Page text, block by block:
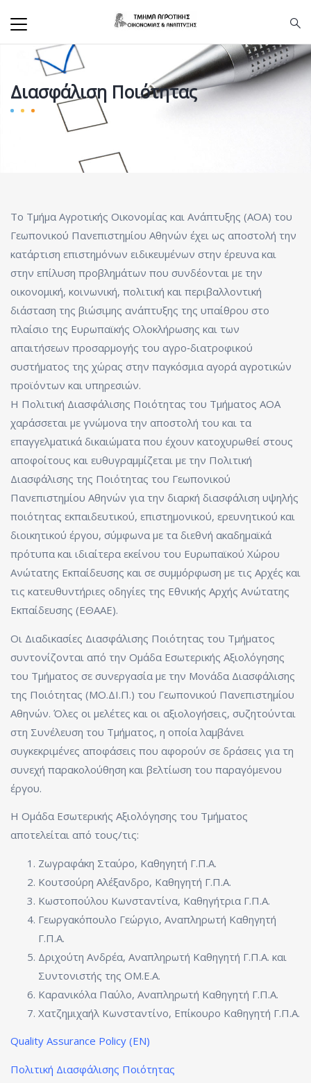
Διασφάλιση Ποιότητας
Το Τμήμα Αγροτικής Οικονομίας και Ανάπτυξης (ΑΟΑ) του
Γεωπονικού Πανεπιστημίου Αθηνών έχει ως αποστολή την
κατάρτιση επιστημόνων ειδικευμένων στην έρευνα και
στην επίλυση προβλημάτων που συνδέονται με την
οικονομική, κοινωνική, πολιτική και περιβαλλοντική
διάσταση της βιώσιμης ανάπτυξης της υπαίθρου στο
πλαίσιο της Ευρωπαϊκής Ολοκλήρωσης και των
απαιτήσεων προσαρμογής του αγρο‐διατροφικού
συστήματος της χώρας στην παγκόσμια αγορά αγροτικών
προϊόντων και υπηρεσιών.
Η Πολιτική Διασφάλισης Ποιότητας του Τμήματος ΑΟΑ
χαράσσεται με γνώμονα την αποστολή του και τα
επαγγελματικά δικαιώματα που έχουν κατοχυρωθεί στους
αποφοίτους και ευθυγραμμίζεται με την Πολιτική
Διασφάλισης της Ποιότητας του Γεωπονικού
Πανεπιστημίου Αθηνών για την διαρκή διασφάλιση υψηλής
ποιότητας εκπαιδευτικού, επιστημονικού, ερευνητικού και
διοικητικού έργου, σύμφωνα με τα διεθνή ακαδημαϊκά
πρότυπα και ιδιαίτερα εκείνου του Ευρωπαϊκού Χώρου
Ανώτατης Εκπαίδευσης και σε συμμόρφωση με τις Αρχές και
τις κατευθυντήριες οδηγίες της Εθνικής Αρχής Ανώτατης
Εκπαίδευσης (ΕΘΑΑΕ).
Οι Διαδικασίες Διασφάλισης Ποιότητας του Τμήματος
συντονίζονται από την Ομάδα Εσωτερικής Αξιολόγησης
του Τμήματος σε συνεργασία με την Μονάδα Διασφάλισης
της Ποιότητας (ΜΟ.ΔΙ.Π.) του Γεωπονικού Πανεπιστημίου
Αθηνών. Όλες οι μελέτες και οι αξιολογήσεις, συζητούνται
στη Συνέλευση του Τμήματος, η οποία λαμβάνει
συγκεκριμένες αποφάσεις που αφορούν σε δράσεις για τη
συνεχή παρακολούθηση και βελτίωση του παραγόμενου
έργου.
Η Ομάδα Εσωτερικής Αξιολόγησης του Τμήματος
αποτελείται από τους/τις:
Ζωγραφάκη Σταύρο, Καθηγητή Γ.Π.Α.
Κουτσούρη Αλέξανδρο, Καθηγητή Γ.Π.Α.
Κωστοπούλου Κωνσταντίνα, Καθηγήτρια Γ.Π.Α.
Γεωργακόπουλο Γεώργιο, Αναπληρωτή Καθηγητή
Γ.Π.Α.
Δριχούτη Ανδρέα, Αναπληρωτή Καθηγητή Γ.Π.Α. και
Συντονιστής της ΟΜ.Ε.Α.
Καρανικόλα Παύλο, Αναπληρωτή Καθηγητή Γ.Π.Α.
Χατζημιχαήλ Κωνσταντίνο, Επίκουρο Καθηγητή Γ.Π.Α.
Quality Assurance Policy (EN)
Πολιτική Διασφάλισης Ποιότητας